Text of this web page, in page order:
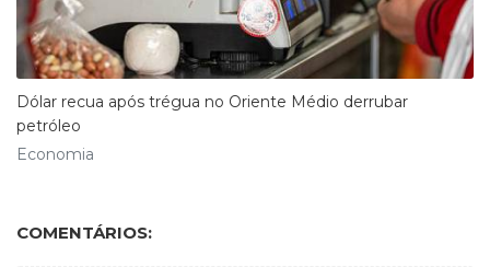
Dólar recua após trégua no Oriente Médio derrubar
petróleo
Economia
COMENTÁRIOS: